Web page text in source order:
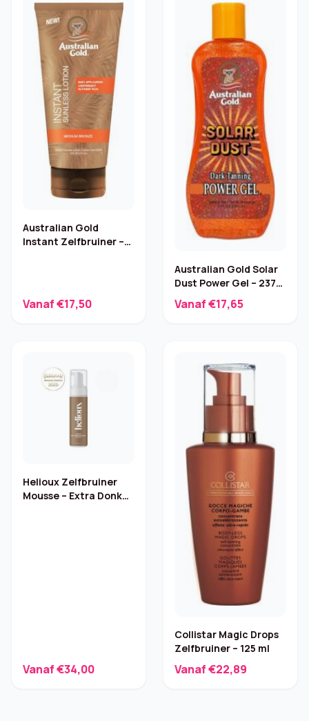
Australian Gold
Instant Zelfbruiner –
Vanaf €17,50
Australian Gold Solar
Dust Power Gel – 237
ml
Vanaf €17,65
Helioux Zelfbruiner
Mousse – Extra Donker
Vanaf €34,00
Collistar Magic Drops
Zelfbruiner – 125 ml
Vanaf €22,89